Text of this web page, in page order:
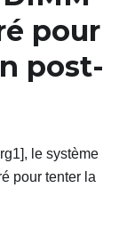
pour
post-
le système
pour tenter la